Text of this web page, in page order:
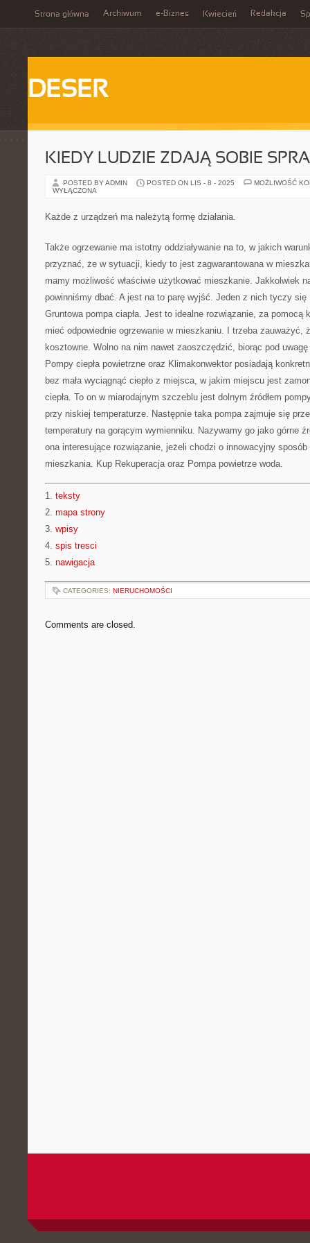
Strona główna Archiwum e-Biznes Kwiecień Redakcja
DESER
KIEDY LUDZIE ZDAJĄ SOBIE
POSTED BY ADMIN POSTED ON LIS - 8 - 2025
MOŻLIWOŚĆ
WYŁĄCZONA
Każde z urządzeń ma należytą formę działania.
Także ogrzewanie ma istotny oddziaływanie na to, w jakich
przyznać, że w sytuacji, kiedy to jest zagwarantowana w
mamy możliwość właściwie użytkować mieszkanie. Jakkolwiek
powinniśmy dbać. A jest na to parę wyjść. Jeden z nich tyczy
Gruntowa pompa ciapła. Jest to idealne rozwiązanie, za pomocą
mieć odpowiednie ogrzewanie w mieszkaniu. I trzeba zauważyć,
kosztowne. Wolno na nim nawet zaoszczędzić, biorąc pod
Pompy ciepła powietrzne oraz Klimakonwektor posiadają
bez mała wyciągnąć ciepło z miejsca, w jakim miejscu jest
ciepła. To on w miarodajnym szczeblu jest dolnym źródłem
przy niskiej temperaturze. Następnie taka pompa zajmuje się
temperatury na gorącym wymienniku. Nazywamy go jako górne
ona interesujące rozwiązanie, jeżeli chodzi o innowacyjny
mieszkania. Kup Rekuperacja oraz Pompa powietrze woda.
1. teksty
2. mapa strony
3. wpisy
4. spis tresci
5. nawigacja
CATEGORIES: NIERUCHOMOŚCI
Comments are closed.